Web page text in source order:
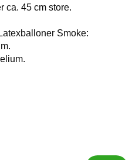
ca. 45 cm store.
Smoke: